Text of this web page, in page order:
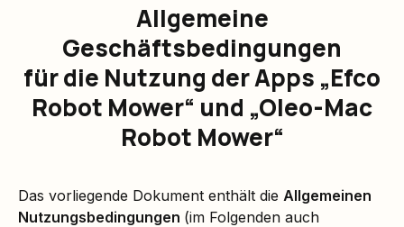
Allgemeine
Geschäftsbedingungen
für die Nutzung der Apps „Efco
Robot Mower“ und „Oleo-Mac
Robot Mower“
Das vorliegende Dokument enthält die Allgemeinen
Nutzungsbedingungen (im Folgenden auch